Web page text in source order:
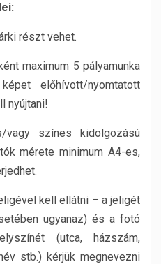
részt vehet.
maximum 5 pályamunka
előhívott/nyomtatott
nyújtani!
színes kidolgozású
mérete minimum A4-es,
kell ellátni – a jeligét
ugyanaz) és a fotó
(utca, házszám,
stb.) kérjük megnevezni